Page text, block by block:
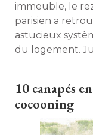
immeuble, le
parisien a
astucieux
du logement.
10 canapés
cocooning